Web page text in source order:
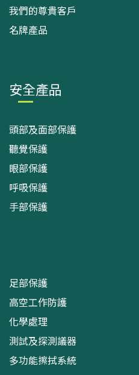
我們的尊貴客戶
名牌產品
安全產品
頭部及面部保護
聽覺保護
眼部保護
呼吸保護
手部保護
足部保護
高空工作防護
化學處理
測試及探測議器
多功能擦拭系統